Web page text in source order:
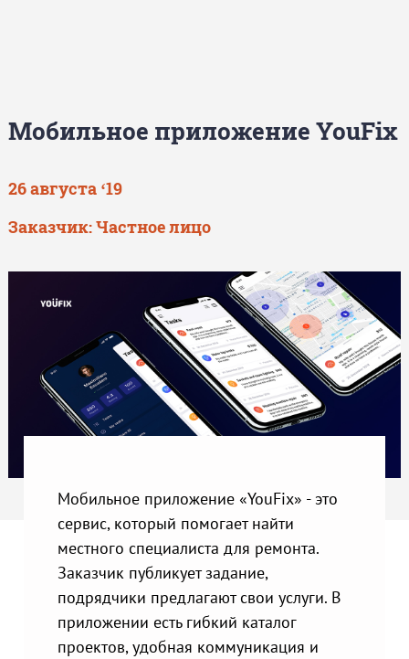
Мобильное приложение YouFix
26 августа ‘19
Заказчик:Частное лицо
Мобильное приложение «YouFix» - это
сервис, который помогает найти
местного специалиста для ремонта.
Заказчик публикует задание,
подрядчики предлагают свои услуги. В
приложении есть гибкий каталог
проектов, удобная коммуникация и